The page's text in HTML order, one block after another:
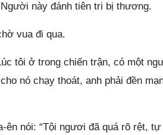
này đánh tiên tri bị thương.
vua đi qua.
tôi ở trong chiến trận, có một
nó chạy thoát, anh phải đền
ên nói: “Tội ngươi đã quá rõ rệt,